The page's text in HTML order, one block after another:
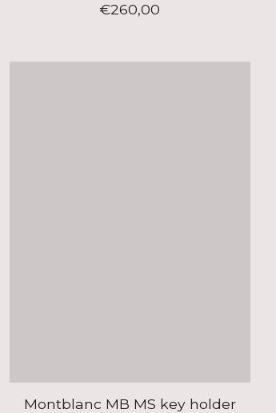
€260,00
Montblanc MB MS key holder